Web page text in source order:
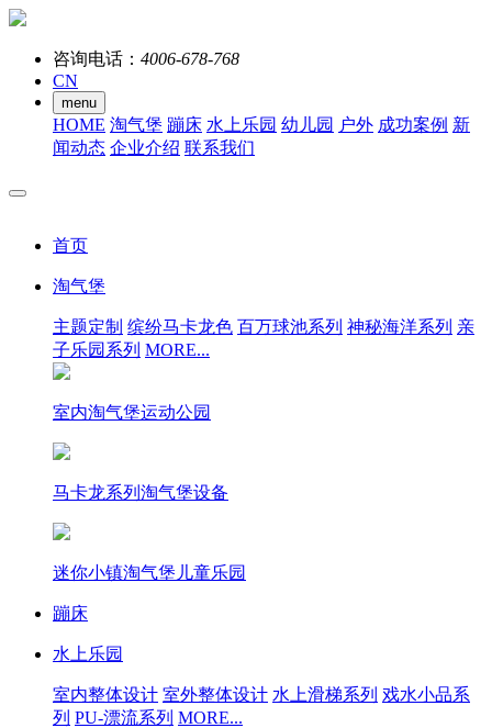
咨询电话： 4006-678-768
CN
menu
HOME 淘气堡 蹦床 水上乐园 幼儿园 户外 成功案例 新
闻动态 企业介绍 联系我们
首页
淘气堡
主题定制 缤纷马卡龙色 百万球池系列 神秘海洋系列 亲
子乐园系列 MORE...
室内淘气堡运动公园
马卡龙系列淘气堡设备
迷你小镇淘气堡儿童乐园
蹦床
水上乐园
室内整体设计 室外整体设计 水上滑梯系列 戏水小品系
列 PU-漂流系列 MORE...